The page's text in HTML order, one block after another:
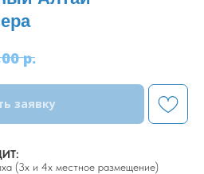
р.
заявку
(3х и 4х местное размещение)